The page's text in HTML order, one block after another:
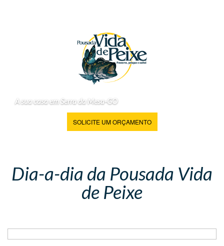
A sua casa em Serra da Mesa-GO
SOLICITE UM ORÇAMENTO
Dia-a-dia da Pousada Vida
de Peixe